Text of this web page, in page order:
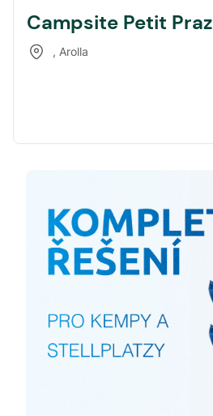
Campsite Petit Praz
, Arolla